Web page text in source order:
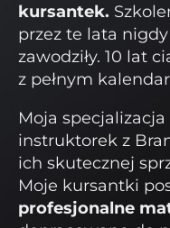
kursantek.
przez te lata
zawodziły. 10 lat
z pełnym
Moja
instruktorek z
ich skutecznej
Moje kursantki
profesjonalne